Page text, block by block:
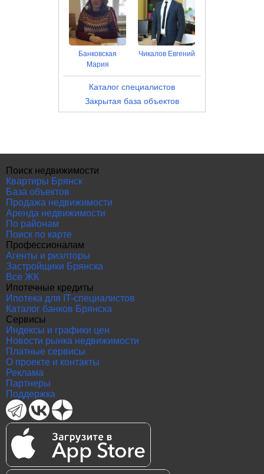
Банковская
Мария
Чикалов Евгений
Каталог специалистов
Закрытая база объектов
Поиск недвижимости
Квартиры Брянск
База объектов
Продажа недвижимости
Аренда недвижимости
По районам
Поиск по карте
Профессионалам
Агенты и риэлторы
Застройщики Брянска
Все ЖК
Ипотечные кредиты
Ипотека для IT-специалистов
Каталог банков Брянска
Сервисы
Индексы и графики цен
Новости рынка недвижимости
Платные сервисы
О проекте и контакты
Реклама
Партнеры
Поддержка